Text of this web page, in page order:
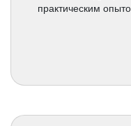
практическим